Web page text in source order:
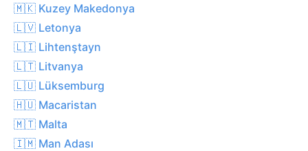
🇲🇰 Kuzey Makedonya
🇱🇻 Letonya
🇱🇮 Lihtenştayn
🇱🇹 Litvanya
🇱🇺 Lüksemburg
🇭🇺 Macaristan
🇲🇹 Malta
🇮🇲 Man Adası